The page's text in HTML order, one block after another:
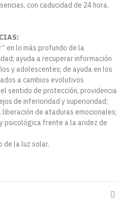
con caducidad de 24 hora.
en lo más profundo de la
ayuda a recuperar información
y adolescentes; de ayuda en los
a cambios evolutivos
sentido de protección, providencia
de inferioridad y superioridad;
liberación de ataduras emocionales;
psicológica frente a la aridez de
de la luz solar.